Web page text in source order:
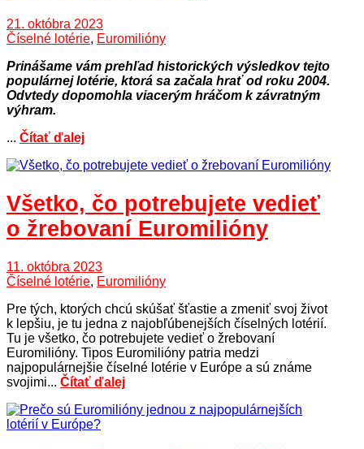
21. októbra 2023
Číselné lotérie, Euromilióny
Prinášame vám prehľad historických výsledkov tejto
populárnej lotérie, ktorá sa začala hrať od roku 2004.
Odvtedy dopomohla viacerým hráčom k závratným
výhram.
... Čítať ďalej
Všetko, čo potrebujete vedieť
o žrebovaní Euromilióny
11. októbra 2023
Číselné lotérie, Euromilióny
Pre tých, ktorých chcú skúšať šťastie a zmeniť svoj život
k lepšiu, je tu jedna z najobľúbenejších číselných lotérií.
Tu je všetko, čo potrebujete vedieť o žrebovaní
Euromilióny. Tipos Euromilióny patria medzi
najpopulárnejšie číselné lotérie v Európe a sú známe
svojimi... Čítať ďalej